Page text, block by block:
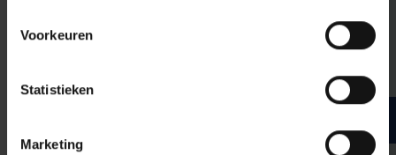
Voorkeuren
Statistieken
Marketing
Redelijk eigenzinnig. Nadenken over Mens en